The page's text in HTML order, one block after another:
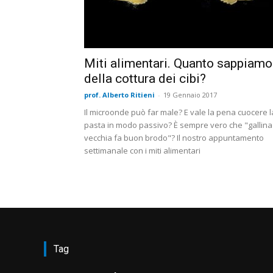
Miti alimentari. Quanto sappiamo
della cottura dei cibi?
prof. Alberto Ritieni - 19 Gennaio 2017
Il microonde può far male? E vale la pena cuocere
pasta in modo passivo? È sempre vero che "gallina
vecchia fa buon brodo"? Il nostro appuntamento
settimanale con i miti alimentari
Tag